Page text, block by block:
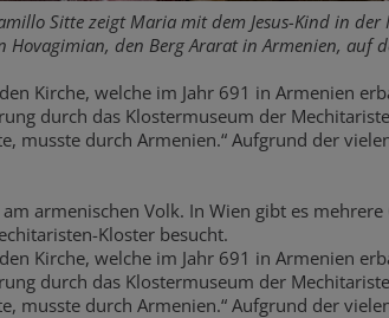
Sitte zeigt Maria mit dem Jesus-Kind in
den Berg Ararat in Armenien, auf
Kirche, welche im Jahr 691 in Armenien
durch das Klostermuseum der
musste durch Armenien.“ Aufgrund der
armenischen Volk. In Wien gibt es
Kloster besucht.
Kirche, welche im Jahr 691 in Armenien
durch das Klostermuseum der
musste durch Armenien.“ Aufgrund der